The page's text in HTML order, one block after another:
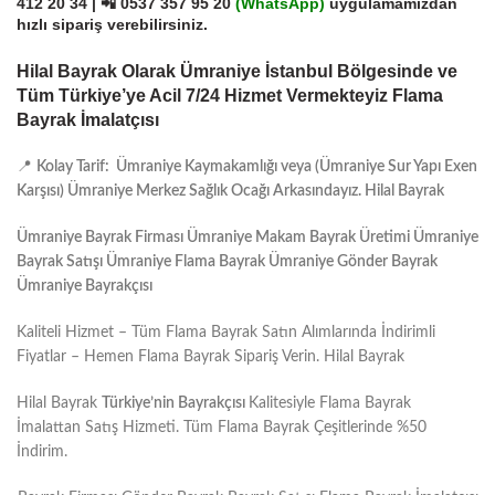
hızlı sipariş verebilirsiniz.
Hilal Bayrak Olarak Ümraniye İstanbul Bölgesinde ve
Tüm Türkiye’ye Acil 7/24 Hizmet Vermekteyiz Flama
Bayrak İmalatçısı
📍 Kolay Tarif: Ümraniye Kaymakamlığı veya (Ümraniye Sur Yapı Exen
Karşısı) Ümraniye Merkez Sağlık Ocağı Arkasındayız. Hilal Bayrak
Ümraniye Bayrak Firması Ümraniye Makam Bayrak Üretimi Ümraniye
Bayrak Satışı Ümraniye Flama Bayrak Ümraniye Gönder Bayrak
Ümraniye Bayrakçısı
Kaliteli Hizmet – Tüm Flama Bayrak Satın Alımlarında İndirimli
Fiyatlar – Hemen Flama Bayrak Sipariş Verin. Hilal Bayrak
Hilal Bayrak Türkiye’nin Bayrakçısı Kalitesiyle Flama Bayrak
İmalattan Satış Hizmeti. Tüm Flama Bayrak Çeşitlerinde %50
İndirim.